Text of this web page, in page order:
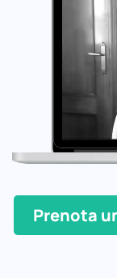
Prenota